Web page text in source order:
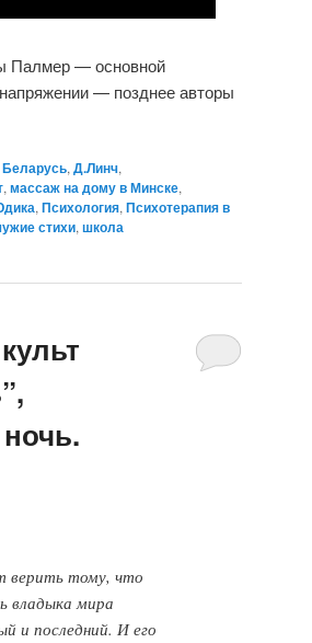
Палмер — основной
— позднее авторы
Беларусь, Д.Линч,
, массаж на дому в Минске,
, Психология, Психотерапия в
стихи, школа
верить тому, что
владыка мира
и последний. И его